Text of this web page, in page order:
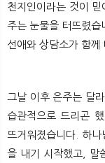
천지인이라는 것이
주는 눈물을 터뜨렸습
선애와 상담소가 함께
그날 이후 은주는 달
습관적으로 드리곤
뜨거워졌습니다. 하
을 내기 시작했고, 말